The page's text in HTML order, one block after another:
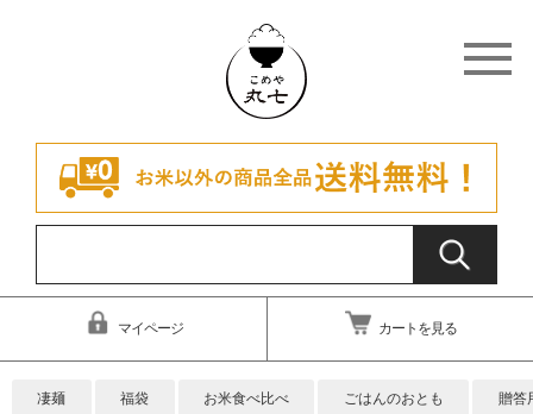
マイページ カートを見る
凄麺 福袋 お米食べ比べ ごはんのおとも 贈答